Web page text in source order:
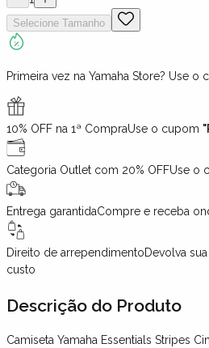
Selecione Tamanho
Primeira vez na Yamaha Store? Use o
10% OFF na 1ª CompraUse o cupom
Categoria Outlet com 20% OFFUse o
Entrega garantidaCompre e receba
Direito de arrependimentoDevolva
custo
Descrição do Produto
Camiseta Yamaha Essentials Stripes